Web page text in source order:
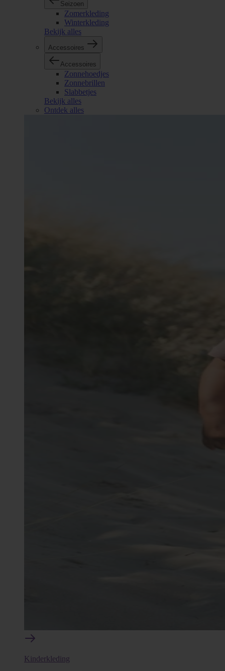
Seizoen
Zomerkleding
Winterkleding
Bekijk alles
Accessoires
Accessoires
Zonnehoedjes
Zonnebrillen
Slabbetjes
Bekijk alles
Ontdek alles
Kinderkleding